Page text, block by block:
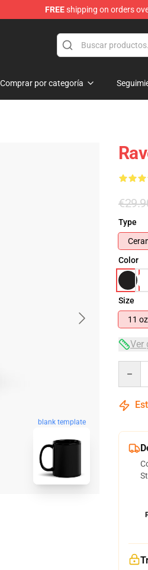
FREEshipping on orders
Comprar por categoría
blank template
Type
Color
Size
11 oz
Ver